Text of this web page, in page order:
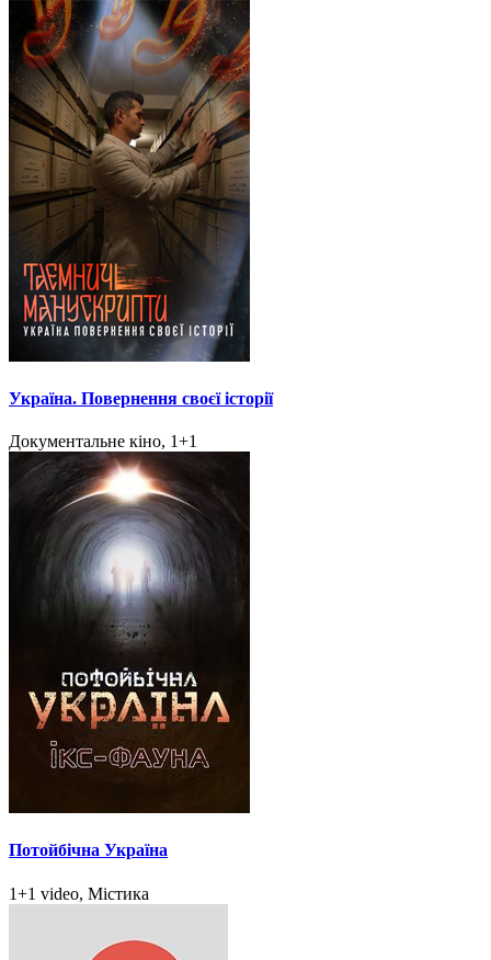
Україна. Повернення своєї історії
Документальне кіно, 1+1
Потойбічна Україна
1+1 video, Містика